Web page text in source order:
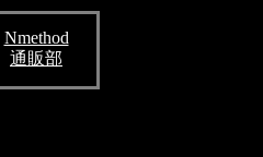
Nmethod
通販部